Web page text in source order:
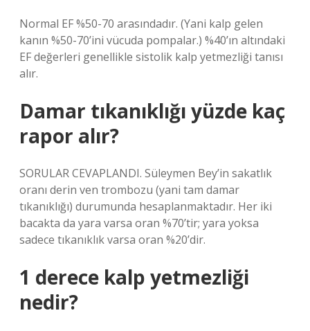
Normal EF %50-70 arasındadır. (Yani kalp gelen
kanın %50-70’ini vücuda pompalar.) %40’ın altındaki
EF değerleri genellikle sistolik kalp yetmezliği tanısı
alır.
Damar tıkanıklığı yüzde kaç
rapor alır?
SORULAR CEVAPLANDI. Süleymen Bey’in sakatlık
oranı derin ven trombozu (yani tam damar
tıkanıklığı) durumunda hesaplanmaktadır. Her iki
bacakta da yara varsa oran %70’tir; yara yoksa
sadece tıkanıklık varsa oran %20’dir.
1 derece kalp yetmezliği
nedir?